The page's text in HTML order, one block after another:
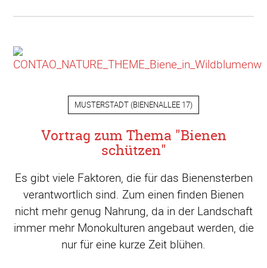
MUSTERSTADT (BIENENALLEE 17)
Vortrag zum Thema "Bienen
schützen"
Es gibt viele Faktoren, die für das Bienensterben
verantwortlich sind. Zum einen finden Bienen
nicht mehr genug Nahrung, da in der Landschaft
immer mehr Monokulturen angebaut werden, die
nur für eine kurze Zeit blühen.